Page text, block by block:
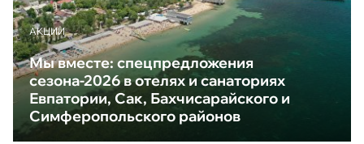
АКЦИИ
Мы вместе: спецпредложения
сезона-2026 в отелях и санаториях
Евпатории, Сак, Бахчисарайского и
Симферопольского районов